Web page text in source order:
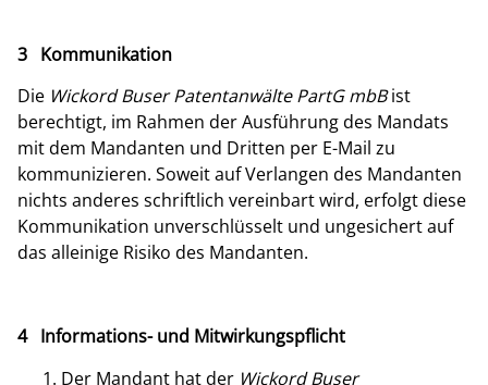
3 Kommunikation
Die Wickord Buser Patentanwälte PartG mbBist
berechtigt, im Rahmen der Ausführung des Mandats
mit dem Mandanten und Dritten per E-Mail zu
kommunizieren. Soweit auf Verlangen des Mandanten
nichts anderes schriftlich vereinbart wird, erfolgt diese
Kommunikation unverschlüsselt und ungesichert auf
das alleinige Risiko des Mandanten.
4 Informations- und Mitwirkungspflicht
Der Mandant hat der Wickord Buser